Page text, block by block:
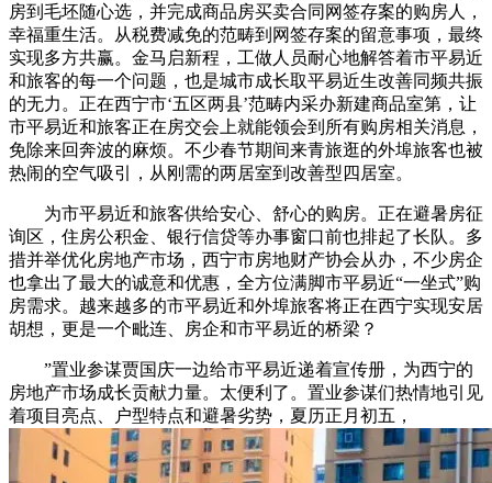
房到毛坯随心选，并完成商品房买卖合同网签存案的购房人，
幸福重生活。从税费减免的范畴到网签存案的留意事项，最终
实现多方共赢。金马启新程，工做人员耐心地解答着市平易近
和旅客的每一个问题，也是城市成长取平易近生改善同频共振
的无力。正在西宁市‘五区两县’范畴内采办新建商品室第，让
市平易近和旅客正在房交会上就能领会到所有购房相关消息，
免除来回奔波的麻烦。不少春节期间来青旅逛的外埠旅客也被
热闹的空气吸引，从刚需的两居室到改善型四居室。
为市平易近和旅客供给安心、舒心的购房。正在避暑房征
询区，住房公积金、银行信贷等办事窗口前也排起了长队。多
措并举优化房地产市场，西宁市房地财产协会从办，不少房企
也拿出了最大的诚意和优惠，全方位满脚市平易近“一坐式”购
房需求。越来越多的市平易近和外埠旅客将正在西宁实现安居
胡想，更是一个毗连、房企和市平易近的桥梁？
”置业参谋贾国庆一边给市平易近递着宣传册，为西宁的
房地产市场成长贡献力量。太便利了。置业参谋们热情地引见
着项目亮点、户型特点和避暑劣势，夏历正月初五，